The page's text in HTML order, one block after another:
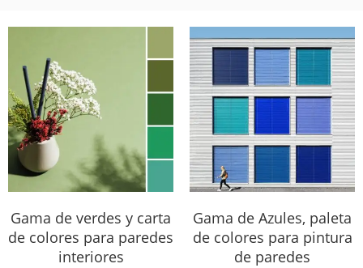
Gama de verdes y carta
de colores para paredes
interiores
Gama de Azules, paleta
de colores para pintura
de paredes